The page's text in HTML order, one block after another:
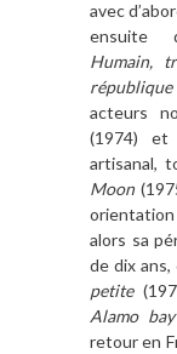
avec
ensuite
Humain,
république
acteurs
(1974) et
artisanal,
Moon
alors sa
de dix
petite
Alamo
retour en